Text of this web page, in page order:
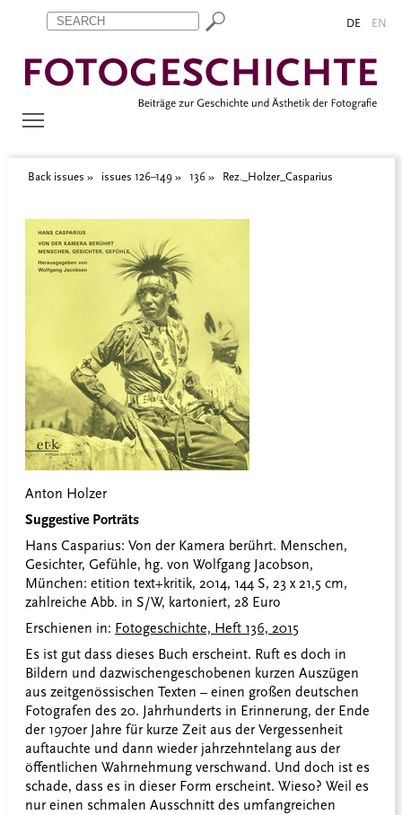
Zum Inhalt springen
Aktuelle Seite: Rez._Holzer_Casparius DE EN
Back issues issues 126–149 136 Rez._Holzer_Casparius
Anton Holzer
Suggestive Porträts
Hans Casparius: Von der Kamera berührt. Menschen,
Gesichter, Gefühle, hg. von Wolfgang Jacobson,
München: etition text+kritik, 2014, 144 S, 23 x 21,5 cm,
zahlreiche Abb. in S/W, kartoniert, 28 Euro
Erschienen in: Fotogeschichte, Heft 136, 2015
Es ist gut dass dieses Buch erscheint. Ruft es doch in
Bildern und dazwischengeschobenen kurzen Auszügen
aus zeitgenössischen Texten – einen großen deutschen
Fotografen des 20. Jahrhunderts in Erinnerung, der Ende
der 1970er Jahre für kurze Zeit aus der Vergessenheit
auftauchte und dann wieder jahrzehntelang aus der
öffentlichen Wahrnehmung verschwand. Und doch ist es
schade, dass es in dieser Form erscheint. Wieso? Weil es
nur einen schmalen Ausschnitt des umfangreichen